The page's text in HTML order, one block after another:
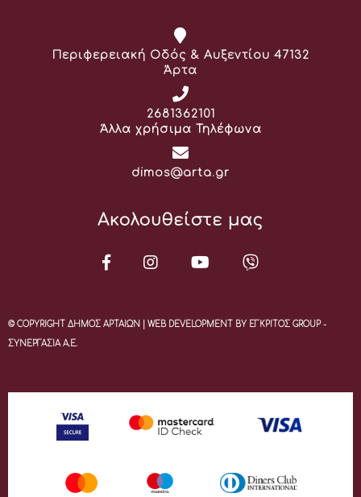
Διεύθυνση:
Περιφερειακή Οδός & Αυξεντίου 47132
Άρτα
Τηλέφωνο:
2681362101
Άλλα χρήσιμα Τηλέφωνα
Email:
dimos@arta.gr
Ακολουθείστε μας
© COPYRIGHT ΔΗΜΟΣ ΑΡΤΑΙΩΝ | WEB DEVELOPMENT BY ΕΓΚΡΙΤΟΣ GROUP -
ΣΥΝΕΡΓΑΣΙΑ Α.Ε.